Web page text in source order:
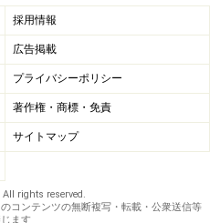
採用情報
広告掲載
プライバシーポリシー
著作権・商標・免責
サイトマップ
rights reserved.
コンテンツの無断複写・転載・公衆送信等
ます